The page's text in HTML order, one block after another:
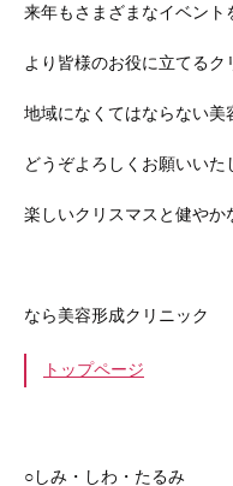
来年もさまざまなイベント
より皆様のお役に立てるク
地域になくてはならない
どうぞよろしくお願いい
楽しいクリスマスと健や
なら美容形成クリニック
トップページ
○しみ・しわ・たるみ